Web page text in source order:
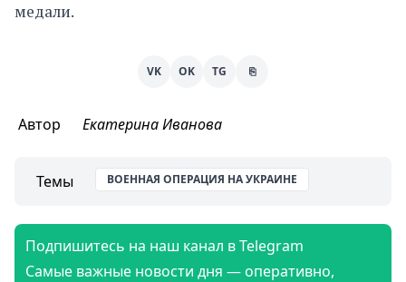
медали.
VK OK TG ⎘
Автор Екатерина Иванова
Темы ВОЕННАЯ ОПЕРАЦИЯ НА УКРАИНЕ
Подпишитесь на наш канал в Telegram
Самые важные новости дня — оперативно,